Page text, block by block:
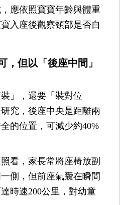
應依照寶寶年齡與體重
入座後觀察頸部是否自
，但以「後座中間」
」，還要「裝對位
究，後座中央是距離兩
的位置，可減少約40%
看，家長常將座椅放副
側，但前座氣囊在瞬間
時速200公里，對幼童